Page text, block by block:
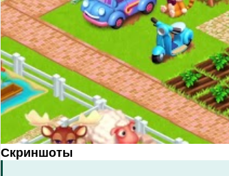
Скриншоты